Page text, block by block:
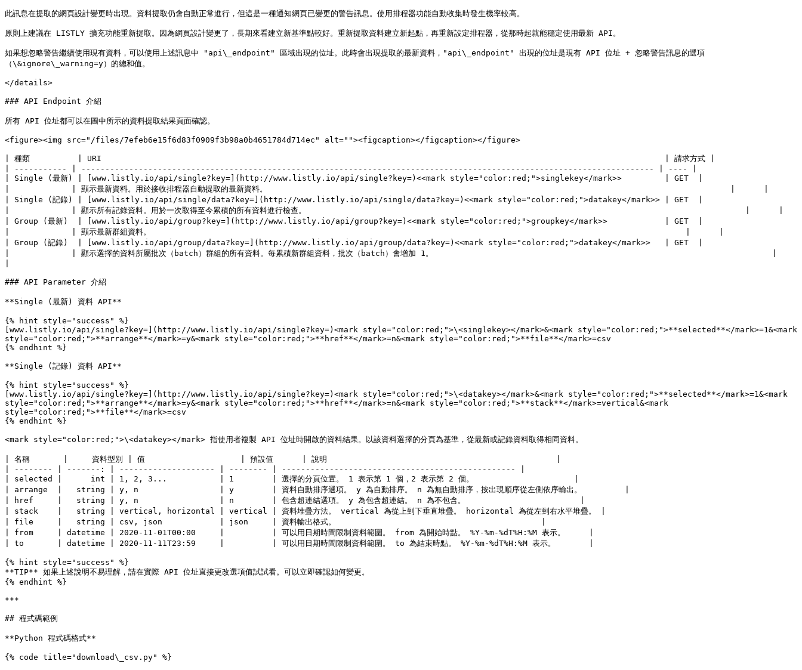
此訊息在提取的網頁設計變更時出現。資料提取仍會自動正常進行，但這是一種通知網頁已變更的警告訊息。使用排程器功能自動收集時發生機率較高。
原則上建議在 LISTLY 擴充功能重新提取。因為網頁設計變更了，長期來看建立新基準點較好。重新提取資料建立新起點，再重新設定排程器，從那時起就能穩定使用最新 API。
如果想忽略警告繼續使用現有資料，可以使用上述訊息中 "api\_endpoint" 區域出現的位址。此時會出現提取的最新資料，"api\_endpoint" 出現的位址是現有 API 位址 + 忽略警告訊息的選項
（\&ignore\_warning=y）的總和值。
</details>
### API Endpoint 介紹
所有 API 位址都可以在圖中所示的資料提取結果頁面確認。
<figure><img src="/files/7efeb6e15f6d83f0909f3b98a0b4651784d714ec" alt=""><figcaption></figcaption></figure>
| 種類          | URI                                                                                                                      | 請求方式 |
| ----------- | ------------------------------------------------------------------------------------------------------------------------ | ---- |
| Single (最新) | [www.listly.io/api/single?key=](http://www.listly.io/api/single?key=)<<mark style="color:red;">singlekey</mark>>         | GET  |
|             | 顯示最新資料。用於接收排程器自動提取的最新資料。                                                                                                 |      |
| Single (記錄) | [www.listly.io/api/single/data?key=](http://www.listly.io/api/single/data?key=)<<mark style="color:red;">datakey</mark>> | GET  |
|             | 顯示所有記錄資料。用於一次取得至今累積的所有資料進行檢查。                                                                                            |      |
| Group (最新)  | [www.listly.io/api/group?key=](http://www.listly.io/api/group?key=)<<mark style="color:red;">groupkey</mark>>            | GET  |
|             | 顯示最新群組資料。                                                                                                                |      |
| Group (記錄)  | [www.listly.io/api/group/data?key=](http://www.listly.io/api/group/data?key=)<<mark style="color:red;">datakey</mark>>   | GET  |
|             | 顯示選擇的資料所屬批次（batch）群組的所有資料。每累積新群組資料，批次（batch）會增加 1。                                                                       |
### API Parameter 介紹
**Single (最新) 資料 API**
{% hint style="success" %}
[www.listly.io/api/single?key=](http://www.listly.io/api/single?key=)<mark style="color:red;">\<singlekey></mark>&<mark style="color:red;">**selected**</mark>=1&<mark
style="color:red;">**arrange**</mark>=y&<mark style="color:red;">**href**</mark>=n&<mark style="color:red;">**file**</mark>=csv
{% endhint %}
**Single (記錄) 資料 API**
{% hint style="success" %}
[www.listly.io/api/single?key=](http://www.listly.io/api/single?key=)<mark style="color:red;">\<datakey></mark>&<mark style="color:red;">**selected**</mark>=1&<mark
style="color:red;">**arrange**</mark>=y&<mark style="color:red;">**href**</mark>=n&<mark style="color:red;">**stack**</mark>=vertical&<mark
style="color:red;">**file**</mark>=csv
{% endhint %}
<mark style="color:red;">\<datakey></mark> 指使用者複製 API 位址時開啟的資料結果。以該資料選擇的分頁為基準，從最新或記錄資料取得相同資料。
| 名稱       |     資料型別 | 值                    | 預設值      | 說明                                                |
| -------- | -------: | -------------------- | -------- | ------------------------------------------------- |
| selected |      int | 1, 2, 3...           | 1        | 選擇的分頁位置。 1 表示第 1 個，2 表示第 2 個。                     |
| arrange  |   string | y, n                 | y        | 資料自動排序選項。 y 為自動排序。 n 為無自動排序，按出現順序從左側依序輸出。         |
| href     |   string | y, n                 | n        | 包含超連結選項。 y 為包含超連結。 n 為不包含。                        |
| stack    |   string | vertical, horizontal | vertical | 資料堆疊方法。 vertical 為從上到下垂直堆疊。 horizontal 為從左到右水平堆疊。 |
| file     |   string | csv, json            | json     | 資料輸出格式。                                           |
| from     | datetime | 2020-11-01T00:00     |          | 可以用日期時間限制資料範圍。 from 為開始時點。 %Y-%m-%dT%H:%M 表示。     |
| to       | datetime | 2020-11-11T23:59     |          | 可以用日期時間限制資料範圍。 to 為結束時點。 %Y-%m-%dT%H:%M 表示。       |
{% hint style="success" %}
**TIP** 如果上述說明不易理解，請在實際 API 位址直接更改選項值試試看。可以立即確認如何變更。
{% endhint %}
***
## 程式碼範例
**Python 程式碼格式**
{% code title="download\_csv.py" %}